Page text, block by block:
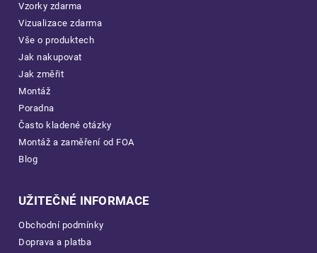
Vzorky zdarma
Vizualizace zdarma
Vše o produktech
Jak nakupovat
Jak změřit
Montáž
Poradna
Často kladené otázky
Montáž a zaměření od FOA
Blog
UŽITEČNÉ INFORMACE
Obchodní podmínky
Doprava a platba